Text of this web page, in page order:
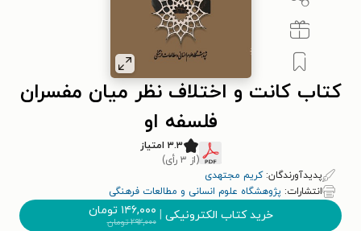
کتاب کانت و اختلاف نظر میان مفسران
فلسفه او
۳.۳ امتیاز
(از ۳ رأی)
پدیدآورندگان:کریم مجتهدی
انتشارات: پژوهشگاه علوم انسانی و مطالعات فرهنگی
خرید کتاب الکترونیکی | ۱۴۶,۰۰۰ تومان
۲۹۲,۰۰۰تومان